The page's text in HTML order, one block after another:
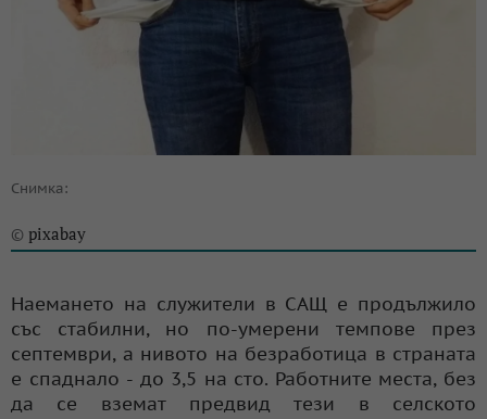
Снимка:
© pixabay
Наемането на служители в САЩ е продължило
със стабилни, но по-умерени темпове през
септември, а нивото на безработица в страната
е спаднало - до 3,5 на сто. Работните места, без
да се вземат предвид тези в селското